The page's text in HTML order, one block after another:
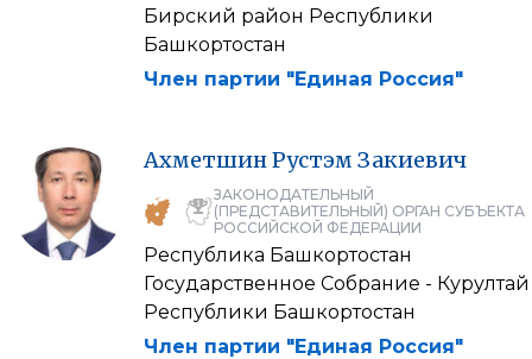
Бирский район Республики
Башкортостан
Член партии "Единая Россия"
АхметшинРустэм Закиевич
ЗАКОНОДАТЕЛЬНЫЙ
(ПРЕДСТАВИТЕЛЬНЫЙ) ОРГАН СУБЪЕКТА
РОССИЙСКОЙ ФЕДЕРАЦИИ
Республика Башкортостан
Государственное Собрание - Курултай
Республики Башкортостан
Член партии "Единая Россия"